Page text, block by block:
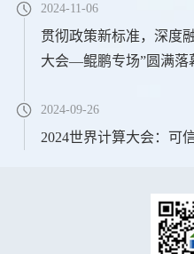
2024-11-06
贯彻政策新标准，深度
大会—鲲鹏专场”圆满落
2024-09-26
2024世界计算大会：可